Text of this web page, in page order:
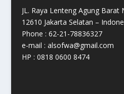
JL. Raya Lenteng Agung Barat
12610 Jakarta Selatan –
Phone : 62-21-78836327
e-mail : alsofwa@gmail.com
HP : 0818 0600 8474